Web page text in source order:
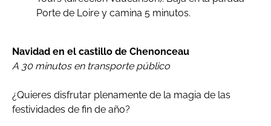
Porte de Loire y camina 5 minutos.
Navidad en el castillo de Chenonceau
A 30 minutos en transporte público
¿Quieres disfrutar plenamente de la magia de las
festividades de fin de año?